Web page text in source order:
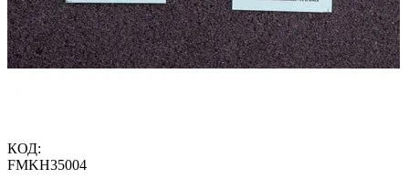
КОД:
FMKH35004